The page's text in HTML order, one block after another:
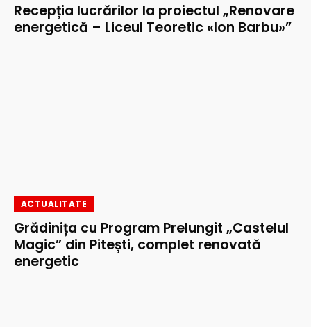
Recepția lucrărilor la proiectul „Renovare
energetică – Liceul Teoretic «Ion Barbu»”
ACTUALITATE
Grădinița cu Program Prelungit „Castelul
Magic” din Pitești, complet renovată
energetic